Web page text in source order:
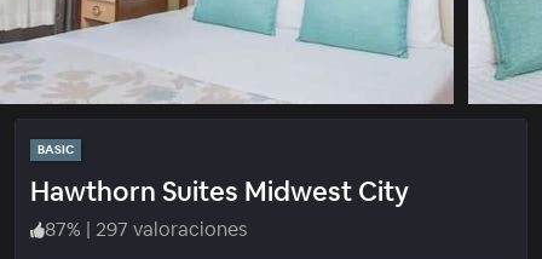
BASIC
Hawthorn Suites Midwest City
87% | 297 valoraciones